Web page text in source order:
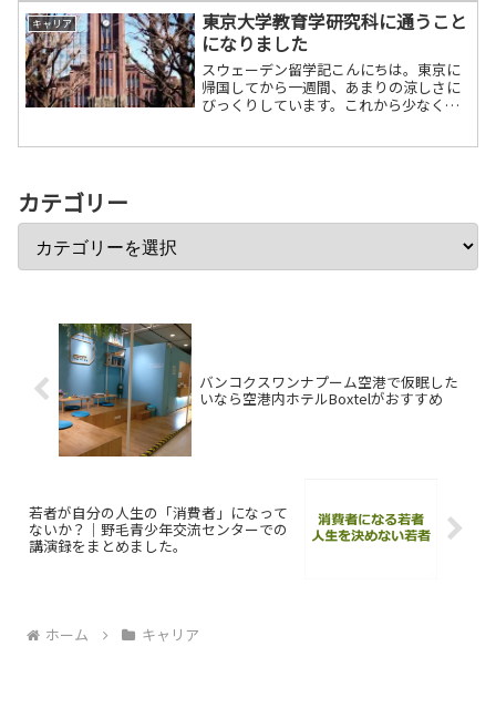
2018年からです。大学で研究員の仕事と
いうわけで本日よ...
キャリア
東京大学教育学研究科に通うこと
になりました
スウェーデン留学記こんにちは。東京に
帰国してから一週間、あまりの涼しさに
びっくりしています。これから少なくと
カテゴリー
バンコクスワンナプーム空港で仮眠した
いなら空港内ホテルBoxtelがおすすめ
若者が自分の人生の「消費者」になって
ないか？｜野毛青少年交流センターでの
講演録をまとめました。
ホーム キャリア